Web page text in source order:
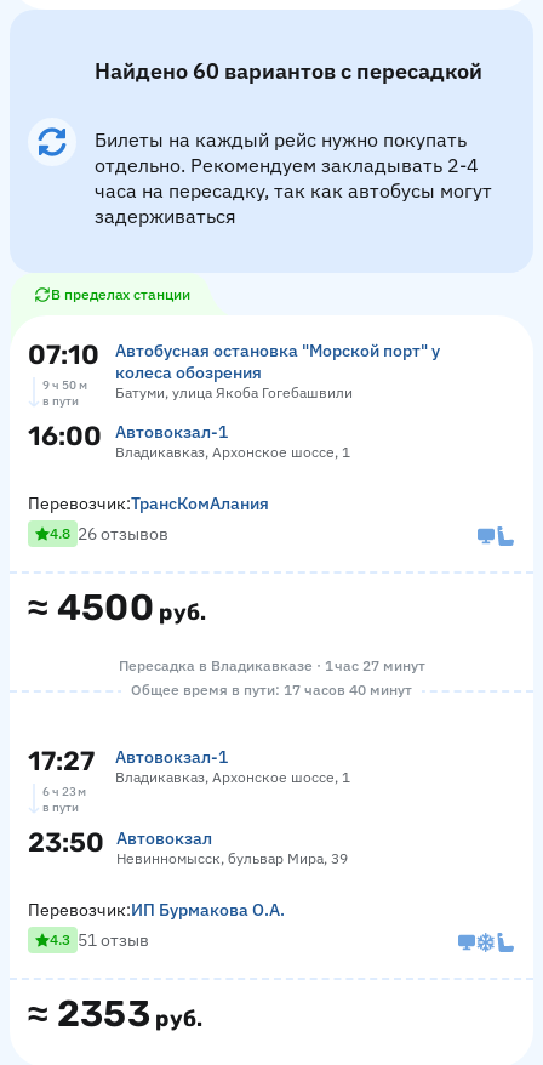
Найдено 60 вариантов с пересадкой
Билеты на каждый рейс нужно покупать
отдельно. Рекомендуем закладывать 2-4
часа на пересадку, так как автобусы могут
задерживаться
В пределах станции
07:10
Автобусная остановка "Морской порт" у
колеса обозрения
Батуми, улица Якоба Гогебашвили
9 ч 50 м
в пути
16:00 Автовокзал-1
Владикавказ, Архонское шоссе, 1
≈ 4500 руб.
Перевозчик:ТрансКомАлания
4.8 26 отзывов
Пересадка в Владикавказе · 1 час 27 минут
Общее время в пути: 17 часов 40 минут
17:27 Автовокзал-1
Владикавказ, Архонское шоссе, 1
6 ч 23 м
в пути
23:50 Автовокзал
Невинномысск, бульвар Мира, 39
≈ 2353 руб.
Перевозчик:ИП Бурмакова О.А.
4.3 51 отзыв